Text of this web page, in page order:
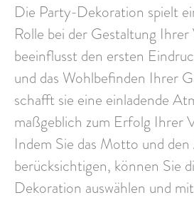
Die Party-Dekoration spielt
Rolle bei der Gestaltung
beeinflusst den ersten
und das Wohlbefinden Ihrer
schafft sie eine einladende
maßgeblich zum Erfolg Ihrer
Indem Sie das Motto und den
berücksichtigen, können Sie
Dekoration auswählen und